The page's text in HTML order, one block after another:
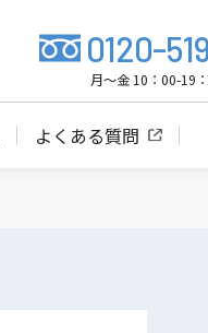
0120-
月～金 10：00-19
よくある質問